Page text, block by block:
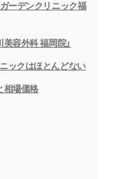
ガーデンクリニック福
容外科 福岡院」
ックはほとんどない
相場価格